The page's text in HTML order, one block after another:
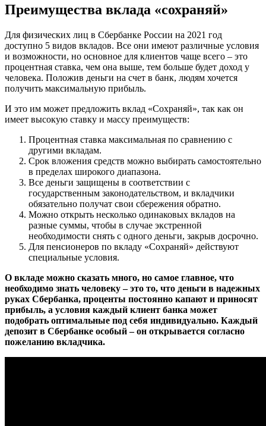
Преимущества вклада «сохраняй»
Для физических лиц в Сбербанке России на 2021 год
доступно 5 видов вкладов. Все они имеют различные условия
и возможности, но основное для клиентов чаще всего – это
процентная ставка, чем она выше, тем больше будет доход у
человека. Положив деньги на счет в банк, людям хочется
получить максимальную прибыль.
И это им может предложить вклад «Сохраняй», так как он
имеет высокую ставку и массу преимуществ:
Процентная ставка максимальная по сравнению с
другими вкладам.
Срок вложения средств можно выбирать самостоятельно
в пределах широкого диапазона.
Все деньги защищены в соответствии с
государственным законодательством, и вкладчики
обязательно получат свои сбережения обратно.
Можно открыть несколько одинаковых вкладов на
разные суммы, чтобы в случае экстренной
необходимости снять с одного деньги, закрыв досрочно.
Для пенсионеров по вкладу «Сохраняй» действуют
специальные условия.
О вкладе можно сказать много, но самое главное, что
необходимо знать человеку – это то, что деньги в надежных
руках Сбербанка, проценты постоянно капают и приносят
прибыль, а условия каждый клиент банка может
подобрать оптимальные под себя индивидуально. Каждый
депозит в Сбербанке особый – он открывается согласно
пожеланию вкладчика.